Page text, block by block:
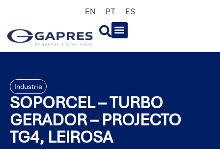
EN PT ES
Industrie
SOPORCEL – TURBO
GERADOR – PROJECTO
TG4, LEIROSA